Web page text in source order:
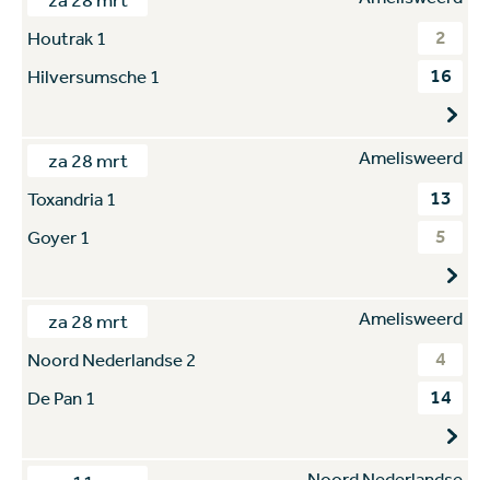
Houtrak 1
2
Hilversumsche 1 16
za 28 mrt
Amelisweerd
Toxandria 1
13
Goyer 1 5
za 28 mrt
Amelisweerd
Noord Nederlandse 2
4
De Pan 1 14